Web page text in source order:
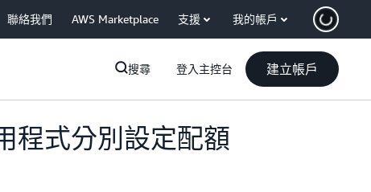
聯絡我們 AWS Marketplace 支援 我的帳戶
搜尋 登入主控台 建立帳戶
程式分別設定配額